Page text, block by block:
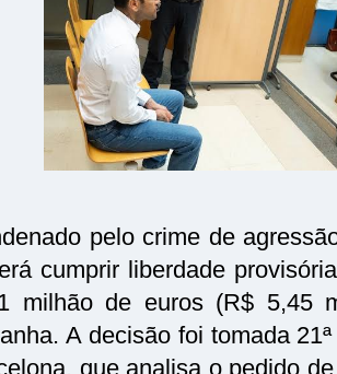
pelo crime de
cumprir liberdade
milhão de euros (R$ 5,45
A decisão foi tomada
que analisa o pedido